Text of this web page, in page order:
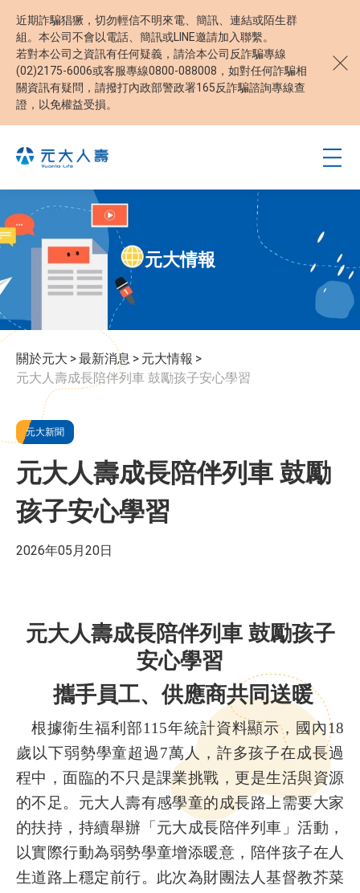
近期詐騙猖獗，切勿輕信不明來電、簡訊、連結或陌生群
組。本公司不會以電話、簡訊或LINE邀請加入聯繫。
若對本公司之資訊有任何疑義，請洽本公司反詐騙專線
(02)2175-6006或客服專線0800-088008，如對任何詐騙相
關資訊有疑問，請撥打內政部警政署165反詐騙諮詢專線查
證，以免權益受損。
元大情報
關於元大 >最新消息 > 元大情報 >
元大人壽成長陪伴列車 鼓勵孩子安心學習
元大新聞
元大人壽成長陪伴列車 鼓勵
孩子安心學習
2026年05月20日
元大人壽成長陪伴列車 鼓勵孩子
安心學習
攜手員工、供應商共同送暖
根據衛生福利部115年統計資料顯示，國內18
歲以下弱勢學童超過7萬人，許多孩子在成長過
程中，面臨的不只是課業挑戰，更是生活與資源
的不足。元大人壽有感學童的成長路上需要大家
的扶持，持續舉辦「元大成長陪伴列車」活動，
以實際行動為弱勢學童增添暖意，陪伴孩子在人
生道路上穩定前行。此次為財團法人基督教芥菜